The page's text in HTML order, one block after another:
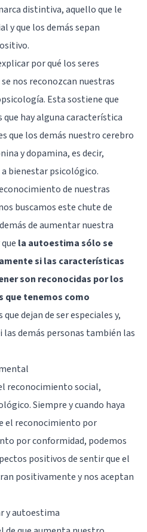
distintiva, aquello que le
y que los demás sepan
por qué los seres
nos reconozcan nuestras
Esta sostiene que
que hay alguna característica
que los demás nuestro cerebro
y dopamina, es decir,
bienestar psicológico.
de nuestras
buscamos este chute de
de aumentar nuestra
la autoestima sólo se
si las características
son reconocidas por los
que tenemos como
dejan de ser especiales y,
demás personas también las
reconocimiento social,
Siempre y cuando haya
el reconocimiento por
por conformidad, podemos
positivos de sentir que el
positivamente y nos aceptan
y autoestima